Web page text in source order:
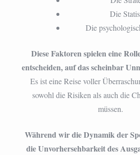
Die
Die
Diese Faktoren spielen eine
entscheiden, auf das scheinbar
Es ist eine Reise voller
sowohl die Risiken als auch die
müssen.
Während wir die Dynamik der
die Unvorhersehbarkeit des